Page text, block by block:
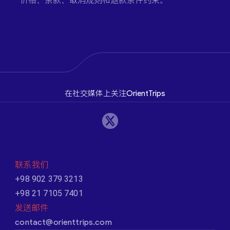
在社交媒体上关注OrientTrips
联系我们
+98 902 379 3213
+98 21 7105 7401
发送邮件
contact@orienttrips.com